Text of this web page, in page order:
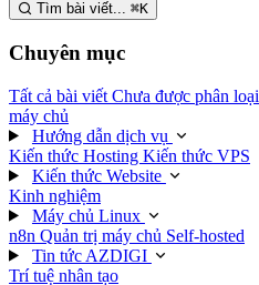
Tìm bài viết... ⌘K
Chuyên mục
Tất cả bài viết Chưa được phân loại
máy chủ
Hướng dẫn dịch vụ
Kiến thức Hosting Kiến thức VPS
Kiến thức Website
Kinh nghiệm
Máy chủ Linux
n8n Quản trị máy chủ Self-hosted
Tin tức AZDIGI
Trí tuệ nhân tạo